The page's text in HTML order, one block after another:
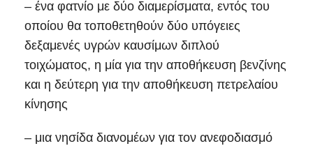
– ένα φατνίο με δύο διαμερίσματα, εντός του
οποίου θα τοποθετηθούν δύο υπόγειες
δεξαμενές υγρών καυσίμων διπλού
τοιχώματος, η μία για την αποθήκευση βενζίνης
και η δεύτερη για την αποθήκευση πετρελαίου
κίνησης
– μια νησίδα διανομέων για τον ανεφοδιασμό